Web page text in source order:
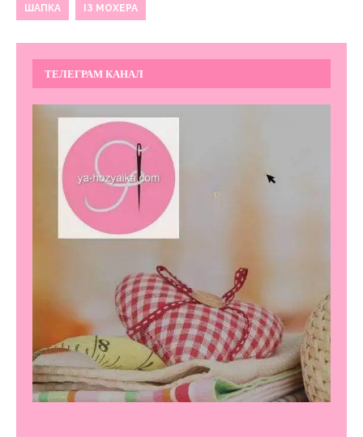
ШАПКА ІЗ МОХЕРА
ТЕЛЕГРАМ КАНАЛ